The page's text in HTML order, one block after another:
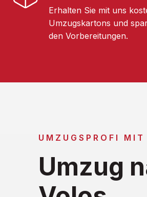
Erhalten Sie mit uns
Umzugskartons und
den Vorbereitungen.
UMZUGSPROFI MIT
Umzug